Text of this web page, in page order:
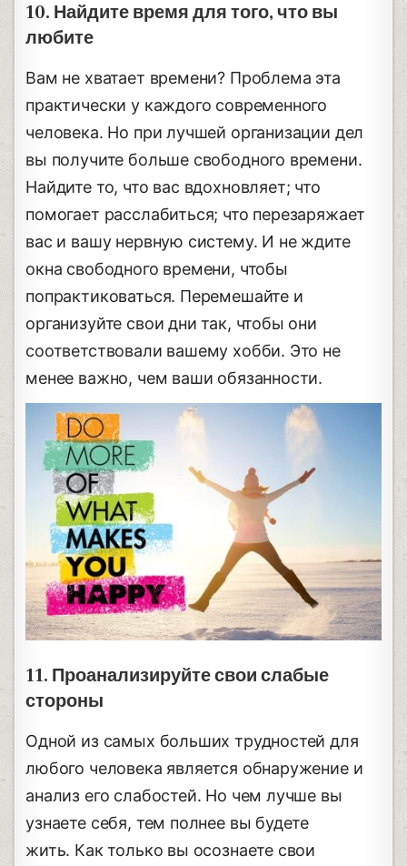
10. Найдите время для того, что вы
любите
Вам не хватает времени? Проблема эта
практически у каждого современного
человека. Но при лучшей организации дел
вы получите больше свободного времени.
Найдите то, что вас вдохновляет; что
помогает расслабиться; что перезаряжает
вас и вашу нервную систему. И не ждите
окна свободного времени, чтобы
попрактиковаться. Перемешайте и
организуйте свои дни так, чтобы они
соответствовали вашему хобби. Это не
менее важно, чем ваши обязанности.
11. Проанализируйте свои слабые
стороны
Одной из самых больших трудностей для
любого человека является обнаружение и
анализ его слабостей. Но чем лучше вы
узнаете себя, тем полнее вы будете
жить. Как только вы осознаете свои